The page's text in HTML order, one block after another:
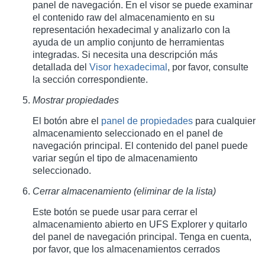
panel de navegación. En el visor se puede examinar
el contenido raw del almacenamiento en su
representación hexadecimal y analizarlo con la
ayuda de un amplio conjunto de herramientas
integradas. Si necesita una descripción más
detallada del Visor hexadecimal , por favor, consulte
la sección correspondiente.
Mostrar propiedades
El botón abre el panel de propiedades para cualquier
almacenamiento seleccionado en el panel de
navegación principal. El contenido del panel puede
variar según el tipo de almacenamiento
seleccionado.
Cerrar almacenamiento (eliminar de la lista)
Este botón se puede usar para cerrar el
almacenamiento abierto en UFS Explorer y quitarlo
del panel de navegación principal. Tenga en cuenta,
por favor, que los almacenamientos cerrados